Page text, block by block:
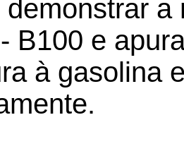
demonstrar a
B100 e
à gasolina